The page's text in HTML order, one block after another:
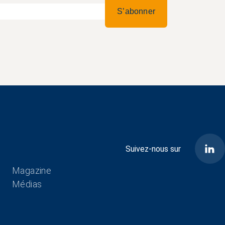
S’abonner
Suivez-nous sur
Aller au contenu
Magazine
Médias